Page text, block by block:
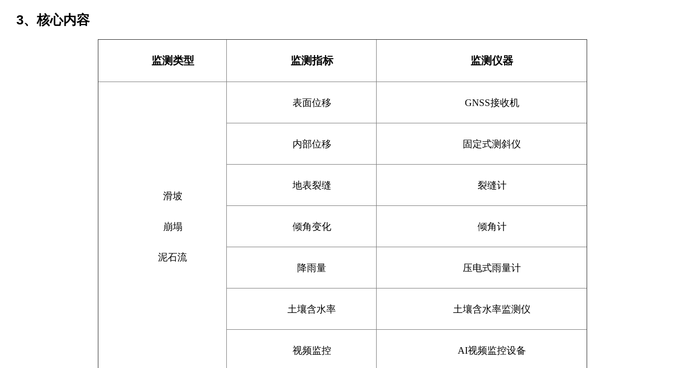
3、核心内容
监测类型 监测指标 监测仪器
滑坡
崩塌
泥石流
表面位移 GNSS接收机
内部位移 固定式测斜仪
地表裂缝 裂缝计
倾角变化 倾角计
降雨量 压电式雨量计
土壤含水率 土壤含水率监测仪
视频监控 AI视频监控设备